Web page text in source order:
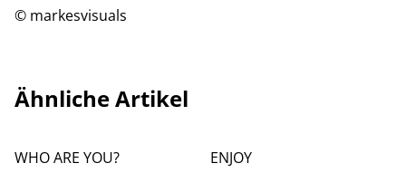
© markesvisuals
Ähnliche Artikel
WHO ARE YOU?
ENJOY